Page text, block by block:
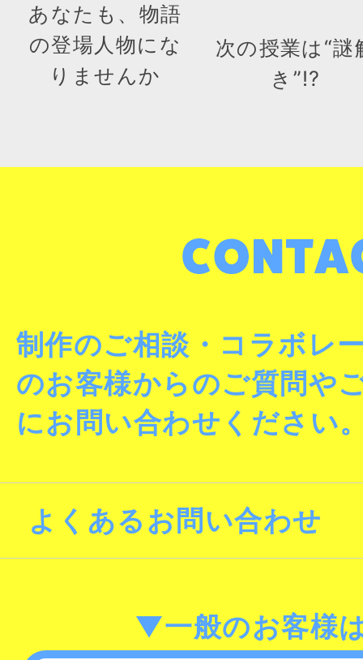
あなたも、物語
の登場人物にな
りませんか
次の授業は“謎
き”!?
制作のご相談・コラボレ
のお客様からのご質問や
にお問い合わせください
よくあるお問い合わせ
▼一般のお客様